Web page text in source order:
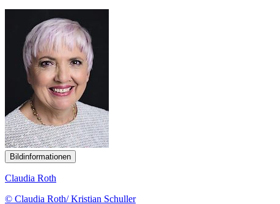
Bildinformationen
Claudia Roth
© Claudia Roth/ Kristian Schuller